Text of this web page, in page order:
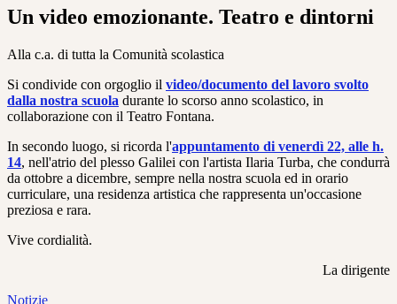
Un video emozionante. Teatro e dintorni
Alla c.a. di tutta la Comunità scolastica
Si condivide con orgoglio il video/documento del lavoro svolto
dalla nostra scuola durante lo scorso anno scolastico, in
collaborazione con il Teatro Fontana.
In secondo luogo, si ricorda l'appuntamento di venerdì 22, alle h.
14, nell'atrio del plesso Galilei con l'artista Ilaria Turba, che condurrà
da ottobre a dicembre, sempre nella nostra scuola ed in orario
curriculare, una residenza artistica che rappresenta un'occasione
preziosa e rara.
Vive cordialità.
La dirigente
Notizie